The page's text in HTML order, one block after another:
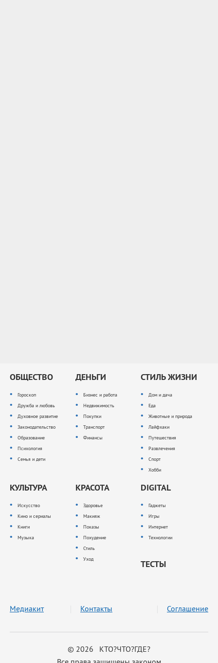
ОБЩЕСТВО
Гороскоп
Дружба и любовь
Духовное развитие
Законодательство
Образование
Психология
Семья и дети
ДЕНЬГИ
Бизнес и работа
Недвижимость
Покупки
Транспорт
Финансы
СТИЛЬ ЖИЗНИ
Дом и дача
Еда
Животные и природа
Лайфхаки
Путешествия
Развлечения
Спорт
Хобби
КУЛЬТУРА
Искусство
Кино и сериалы
Книги
Музыка
КРАСОТА
Здоровье
Макияж
Показы
Похудение
Стиль
Уход
DIGITAL
Гаджеты
Игры
Интернет
Технологии
ТЕСТЫ
© 2026 КТО?ЧТО?ГДЕ?
Медиакит Контакты Соглашение